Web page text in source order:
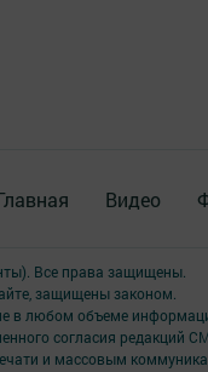
Видео
Все права защищены.
защищены законом.
в любом объеме
согласия редакций
и массовым